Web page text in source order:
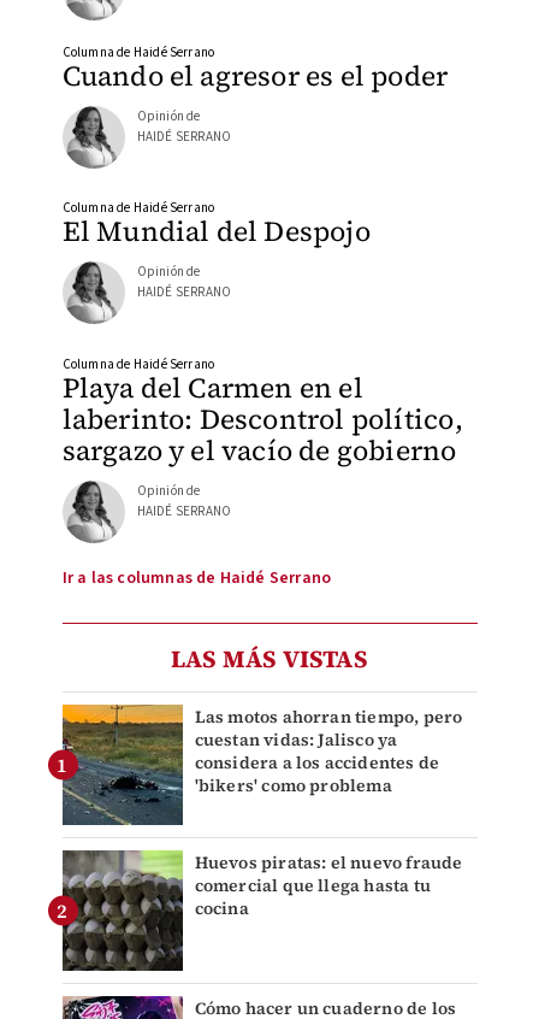
Cuando el agresor es el poder
Columna de Haidé Serrano
Opinión de
HAIDÉ SERRANO
El Mundial del Despojo
Columna de Haidé Serrano
Opinión de
HAIDÉ SERRANO
Playa del Carmen en el
laberinto: Descontrol político,
sargazo y el vacío de gobierno
Columna de Haidé Serrano
Opinión de
HAIDÉ SERRANO
Ir a las columnas de Haidé Serrano
LAS MÁS VISTAS
Las motos ahorran tiempo, pero
cuestan vidas: Jalisco ya
considera a los accidentes de
'bikers' como problema
Huevos piratas: el nuevo fraude
comercial que llega hasta tu
cocina
Cómo hacer un cuaderno de los